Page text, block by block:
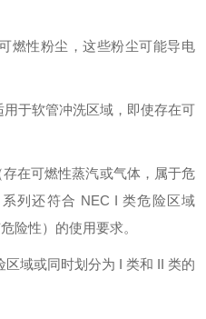
燃性粉尘，这些粉尘可能导电
于软管冲洗区域，即使存在可
在可燃性蒸汽或气体，属于危
列还符合 NEC I 类危险区域
险性）的使用要求。
域或同时划分为 I 类和 II 类的